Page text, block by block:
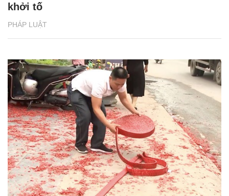
PHÁP LUẬT
khởi tố